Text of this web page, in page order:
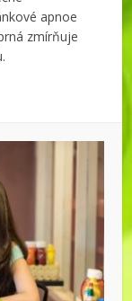
apnoe
zmírňuje